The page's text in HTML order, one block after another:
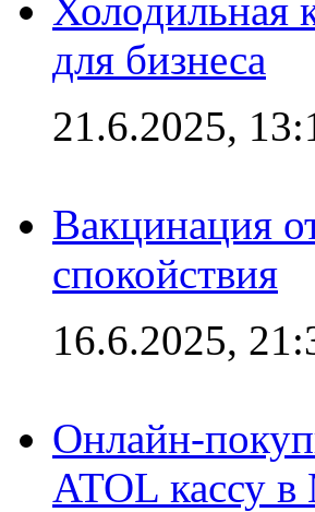
Холодильная
для бизнеса
21.6.2025,
Вакцинация
спокойствия
16.6.2025,
Онлайн-
ATOL кассу